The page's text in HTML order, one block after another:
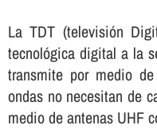
La TDT (televisión
tecnológica digital a la
transmite por medio
ondas no necesitan de
medio de antenas UHF